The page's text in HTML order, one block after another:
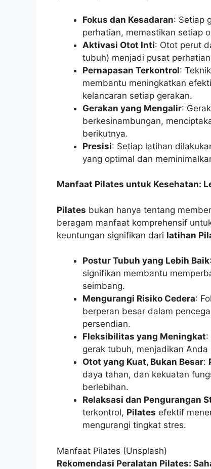
Fokus dan Kesadaran: Setiap
perhatian, memastikan setiap
Aktivasi Otot Inti: Otot perut
tubuh) menjadi pusat
Pernapasan Terkontrol:
membantu meningkatkan
kelancaran setiap gerakan.
Gerakan yang Mengalir:
berkesinambungan,
berikutnya.
Presisi: Setiap latihan
yang optimal dan
Manfaat Pilates untuk Kesehatan:
Pilates bukan hanya tentang
beragam manfaat komprehensif
keuntungan signifikan dari latihan
Postur Tubuh yang Lebih Baik
signifikan membantu
seimbang.
Mengurangi Risiko Cedera:
berperan besar dalam
persendian.
Fleksibilitas yang Meningkat:
gerak tubuh, menjadikan
Otot yang Kuat, Bukan Besar:
daya tahan, dan kekuatan
berlebihan.
Relaksasi dan Pengurangan
terkontrol, Pilates efektif
mengurangi tingkat stres.
Manfaat Pilates (Unsplash)
Rekomendasi Peralatan Pilates: